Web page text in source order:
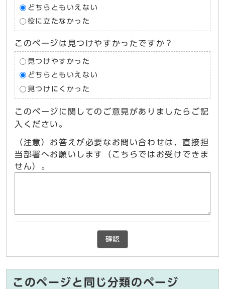
どちらともいえない
役に立たなかった
このページは見つけやすかったですか？
見つけやすかった
どちらともいえない
見つけにくかった
このページに関してのご意見がありましたらご記
入ください。
（注意）お答えが必要なお問い合わせは、直接担
当部署へお願いします（こちらではお受けできま
せん）。
確認
このページと同じ分類のページ